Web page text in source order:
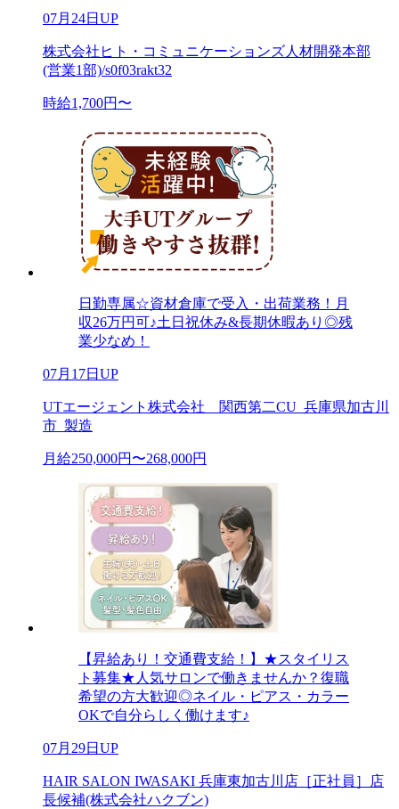
07月24日UP
株式会社ヒト・コミュニケーションズ人材開発本部
(営業1部)/s0f03rakt32
時給1,700円〜
日勤専属☆資材倉庫で受入・出荷業務！月
収26万円可♪土日祝休み&長期休暇あり◎残
業少なめ！
07月17日UP
UTエージェント株式会社 関西第二CU_兵庫県加古川
市_製造
月給250,000円〜268,000円
【昇給あり！交通費支給！】★スタイリス
ト募集★人気サロンで働きませんか？復職
希望の方大歓迎◎ネイル・ピアス・カラー
OKで自分らしく働けます♪
07月29日UP
HAIR SALON IWASAKI 兵庫東加古川店［正社員］店
長候補(株式会社ハクブン)